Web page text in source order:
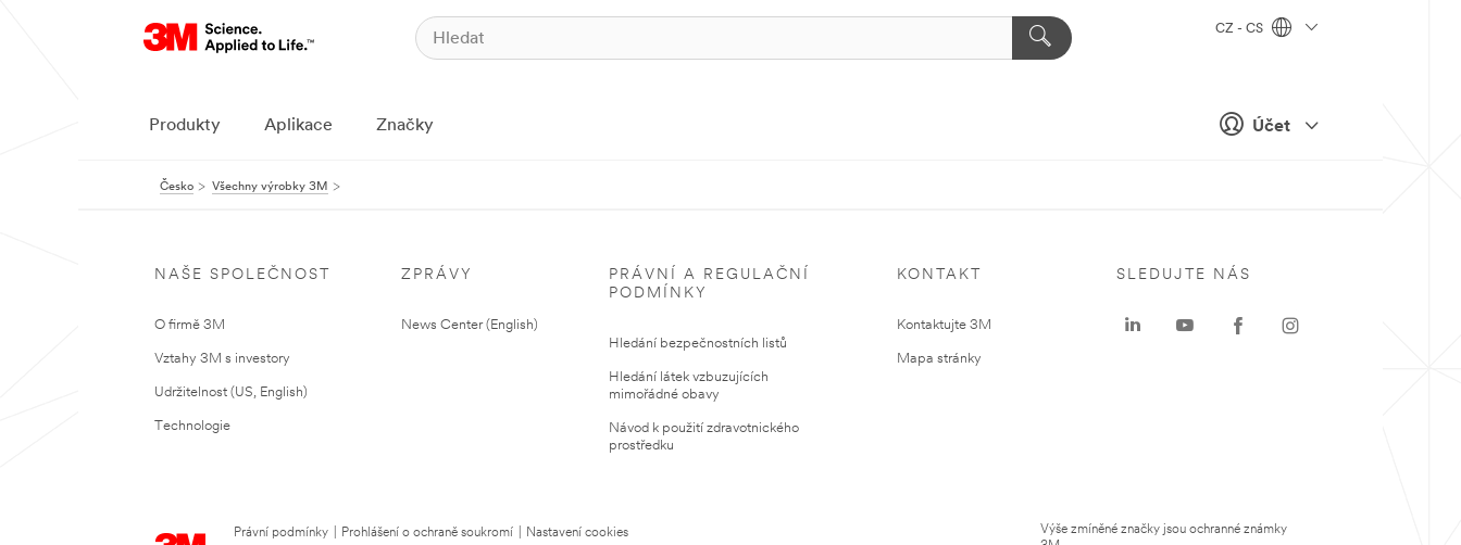
Účet
CZ - CS
Produkty Aplikace Značky
Česko Všechny výrobky 3M
NAŠE SPOLEČNOST
O firmě 3M
Vztahy 3M s investory
Udržitelnost (US, English)
Technologie
ZPRÁVY
News Center (English)
PRÁVNÍ A REGULAČNÍ
PODMÍNKY
Hledání bezpečnostních listů
Hledání látek vzbuzujících
mimořádné obavy
Návod k použití zdravotnického
prostředku
KONTAKT
Kontaktujte 3M
Mapa stránky
Právní podmínky Prohlášení o ochraně soukromí
Nastavení cookies
SLEDUJTE NÁS
Výše zmíněné značky jsou ochranné známky